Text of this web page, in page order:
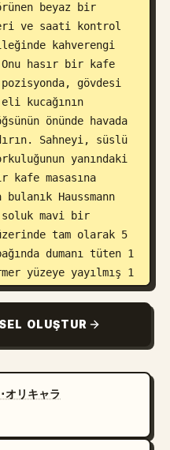
beyaz bir
ve saati kontrol
kahverengi
hasır bir kafe
gövdesi
kucağının
önünde havada
Sahneyi, süslü
yanındaki
kafe masasına
Haussmann
mavi bir
tam olarak 5
dumanı tüten 1
yüzeye yayılmış 1
“Fleurs” yazan 1
olduğu 1
/ otome görsel
sinematik
rengi
atmosferini
OLUŞTUR
オリキャラ